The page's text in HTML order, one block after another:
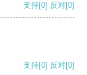
支持[0] 反对[0]
支持[0] 反对[0]